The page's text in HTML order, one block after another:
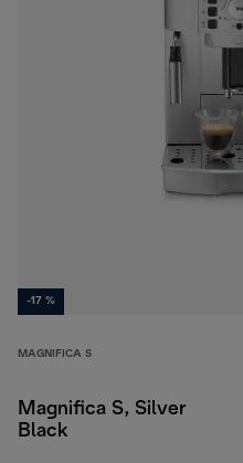
-17 %
MAGNIFICA S
Magnifica S, Silver
Black